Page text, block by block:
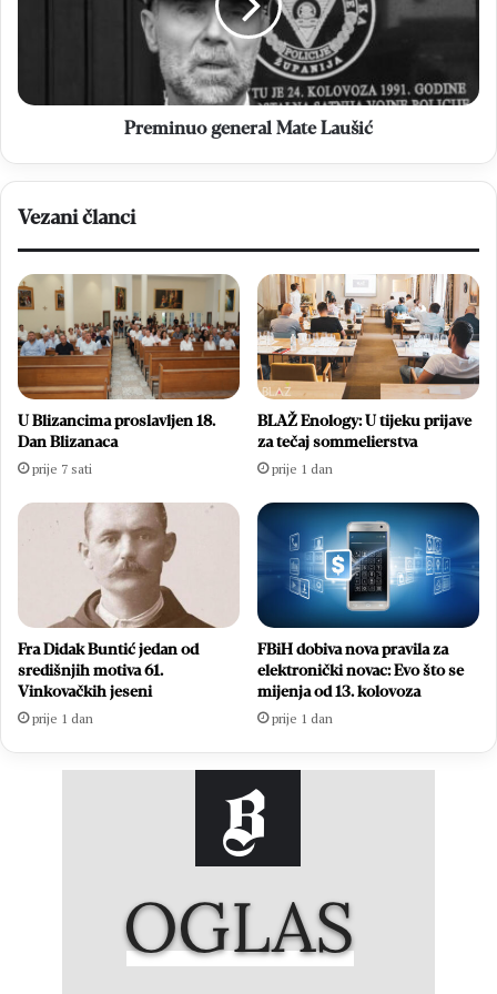
Preminuo general Mate Laušić
Vezani članci
U Blizancima proslavljen 18.
Dan Blizanaca
prije 7 sati
BLAŽ Enology: U tijeku prijave
za tečaj sommelierstva
prije 1 dan
Fra Didak Buntić jedan od
središnjih motiva 61.
Vinkovačkih jeseni
prije 1 dan
FBiH dobiva nova pravila za
elektronički novac: Evo što se
mijenja od 13. kolovoza
prije 1 dan